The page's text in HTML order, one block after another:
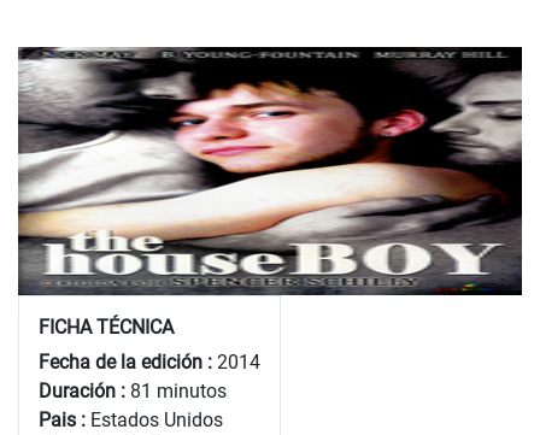
FICHA TÉCNICA
Fecha de la edición : 2014
Duración : 81 minutos
Pais : Estados Unidos